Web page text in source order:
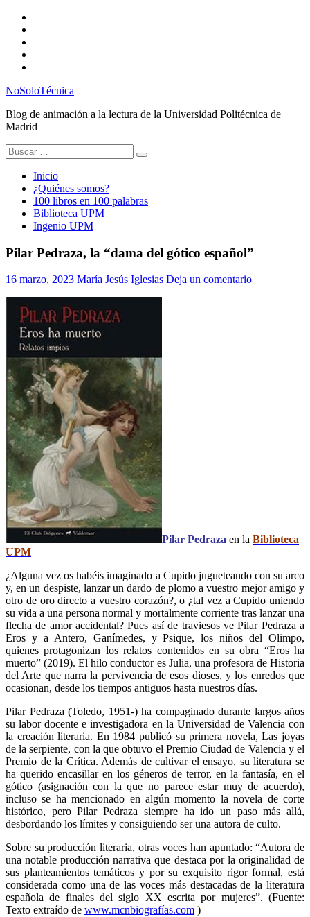
Saltar
contenido
NoSoloTécnica
Blog de animación a la lectura de la Universidad Politécnica de
Madrid
Buscar:
Inicio
¿Quiénes somos?
100 libros en 100 palabras
Biblioteca UPM
Ingenio UPM
Pilar Pedraza, la “dama del gótico español”
16 marzo, 2023 María Jesús Iglesias Deja un comentario
Pilar Pedraza en la Biblioteca
UPM
¿Alguna vez os habéis imaginado a Cupido jugueteando con su arco
y, en un despiste, lanzar un dardo de plomo a vuestro mejor amigo y
otro de oro directo a vuestro corazón?, o ¿tal vez a Cupido uniendo
su vida a una persona normal y mortalmente corriente tras lanzar una
flecha de amor accidental? Pues así de traviesos ve Pilar Pedraza a
Eros y a Antero, Ganímedes, y Psique, los niños del Olimpo,
quienes protagonizan los relatos contenidos en su obra “Eros ha
muerto” (2019). El hilo conductor es Julia, una profesora de Historia
del Arte que narra la pervivencia de esos dioses, y los enredos que
ocasionan, desde los tiempos antiguos hasta nuestros días.
Pilar Pedraza (Toledo, 1951-) ha compaginado durante largos años
su labor docente e investigadora en la Universidad de Valencia con
la creación literaria. En 1984 publicó su primera novela, Las joyas
de la serpiente, con la que obtuvo el Premio Ciudad de Valencia y el
Premio de la Crítica. Además de cultivar el ensayo, su literatura se
ha querido encasillar en los géneros de terror, en la fantasía, en el
gótico (asignación con la que no parece estar muy de acuerdo),
incluso se ha mencionado en algún momento la novela de corte
histórico, pero Pilar Pedraza siempre ha ido un paso más allá,
desbordando los límites y consiguiendo ser una autora de culto.
Sobre su producción literaria, otras voces han apuntado: “Autora de
una notable producción narrativa que destaca por la originalidad de
sus planteamientos temáticos y por su exquisito rigor formal, está
considerada como una de las voces más destacadas de la literatura
española de finales del siglo XX escrita por mujeres”. (Fuente:
Texto extraído de www.mcnbiografías.com )